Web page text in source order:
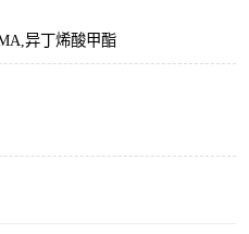
异丁烯酸甲酯
合成中间体